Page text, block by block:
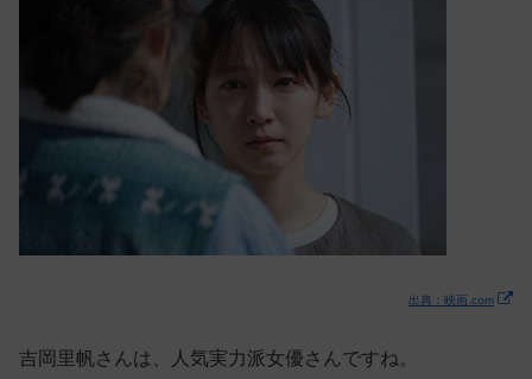
出典：映画.com
吉岡里帆さんは、人気実力派女優さんですね。